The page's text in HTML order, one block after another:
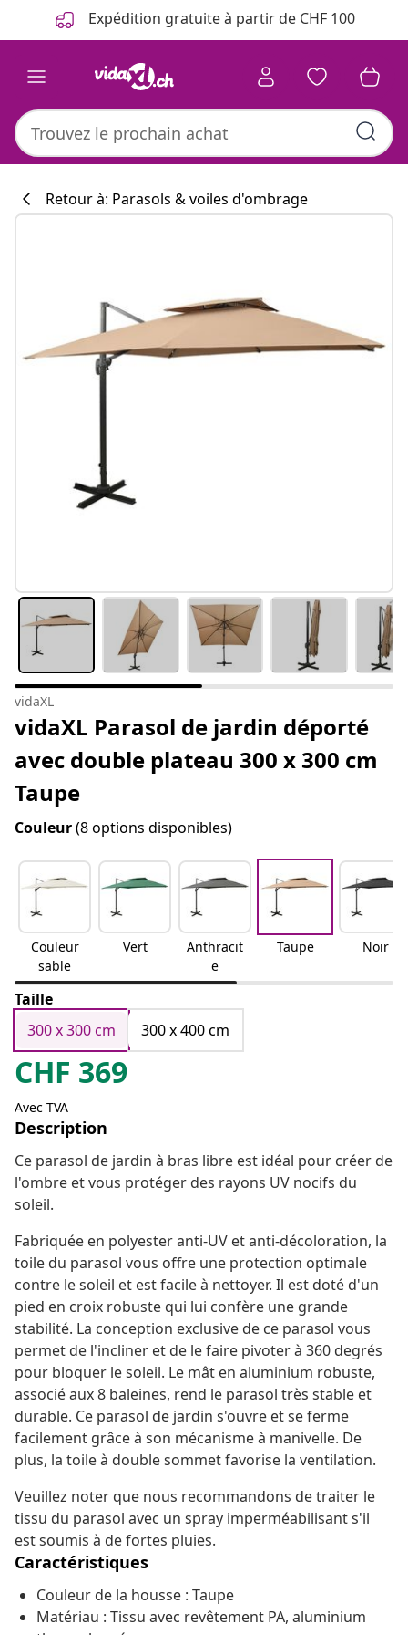
Précédent Expédition gratuite à partir de CHF 100
Retour à: Parasols & voiles d'ombrage
vidaXL
vidaXL Parasol de jardin déporté
avec double plateau 300 x 300 cm
Taupe
Couleur(8 options disponibles)
Couleur
sable
Vert
Anthracit
e
Taupe Noir
Taille
300 x 300 cm
300 x 400 cm
CHF 369
Avec TVA
Description
Ce parasol de jardin à bras libre est idéal pour créer de
l'ombre et vous protéger des rayons UV nocifs du
soleil.
Fabriquée en polyester anti-UV et anti-décoloration, la
toile du parasol vous offre une protection optimale
contre le soleil et est facile à nettoyer. Il est doté d'un
pied en croix robuste qui lui confère une grande
stabilité. La conception exclusive de ce parasol vous
permet de l'incliner et de le faire pivoter à 360 degrés
pour bloquer le soleil. Le mât en aluminium robuste,
associé aux 8 baleines, rend le parasol très stable et
durable. Ce parasol de jardin s'ouvre et se ferme
facilement grâce à son mécanisme à manivelle. De
plus, la toile à double sommet favorise la ventilation.
Veuillez noter que nous recommandons de traiter le
tissu du parasol avec un spray imperméabilisant s'il
est soumis à de fortes pluies.
Caractéristiques
Couleur de la housse : Taupe
Matériau : Tissu avec revêtement PA, aluminium